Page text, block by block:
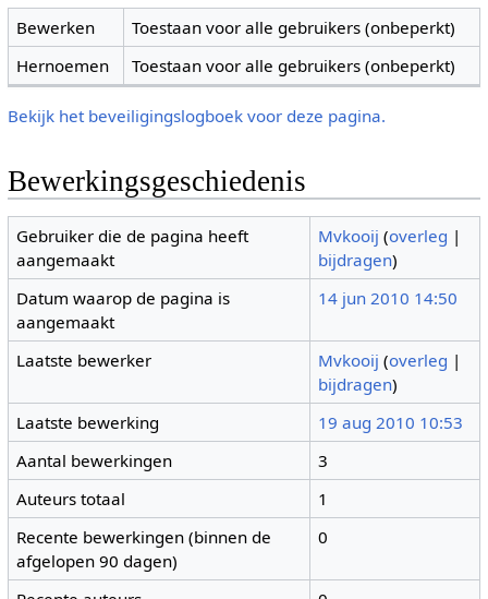
Bewerken
Toestaan voor alle gebruikers (onbeperkt)
Hernoemen
Toestaan voor alle gebruikers (onbeperkt)
Bekijk het beveiligingslogboek voor deze pagina.
Bewerkingsgeschiedenis
Gebruiker die de pagina heeft
aangemaakt
Mvkooij (overleg |
bijdragen)
Datum waarop de pagina is
aangemaakt
14 jun 2010 14:50
Laatste bewerker Mvkooij (overleg |
bijdragen)
Laatste bewerking
19 aug 2010 10:53
Aantal bewerkingen
3
Auteurs totaal
1
Recente bewerkingen (binnen de
afgelopen 90 dagen)
0